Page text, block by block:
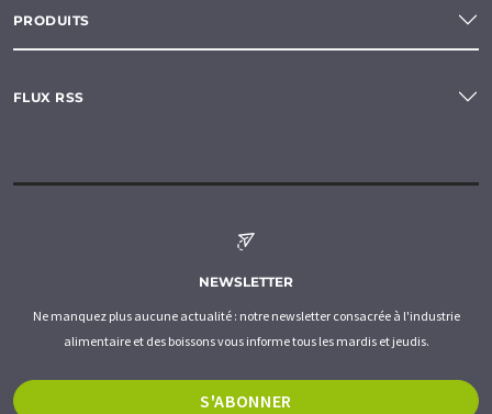
PRODUITS
FLUX RSS
NEWSLETTER
Ne manquez plus aucune actualité : notre newsletter consacrée à l'industrie
alimentaire et des boissons vous informe tous les mardis et jeudis.
S'ABONNER